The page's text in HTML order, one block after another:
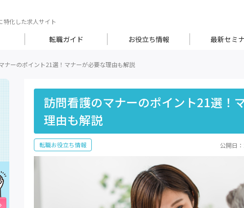
特化した求人サイト
転職ガイド お役立ち情報 最新セミ
ナーのポイント21選！マナーが必要な理由も解説
訪問看護のマナーのポイント21選！
理由も解説
転職お役立ち情報 公開日